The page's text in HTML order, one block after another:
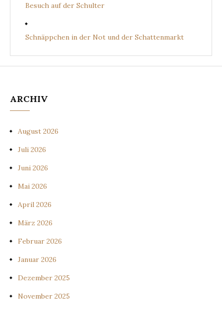
Besuch auf der Schulter
Schnäppchen in der Not und der Schattenmarkt
ARCHIV
August 2026
Juli 2026
Juni 2026
Mai 2026
April 2026
März 2026
Februar 2026
Januar 2026
Dezember 2025
November 2025